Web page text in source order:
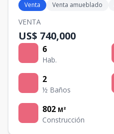
Venta Venta amueblado
VENTA
US$ 740,000
6
Hab.
2
½ Baños
802 M²
Construcción